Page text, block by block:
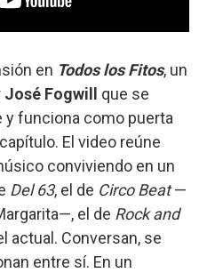
en Todos los Fitos, un
José Fogwill
que se
y funciona como puerta
El video reúne
conviviendo en un
Del 63, el de Circo Beat—
el de Rock and
actual. Conversan, se
entre sí. En un